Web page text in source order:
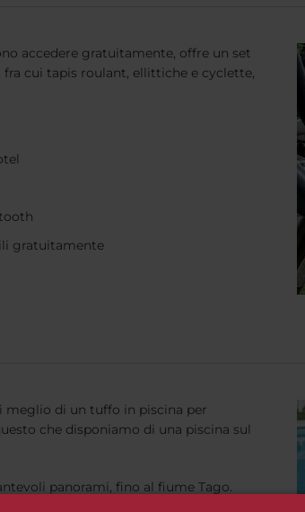
accedere gratuitamente, offre un set
cui tapis roulant, ellittiche e cyclette,
gratuitamente
meglio di un tuffo in piscina per
che disponiamo di una piscina sul
panorami, fino al fiume Tago.